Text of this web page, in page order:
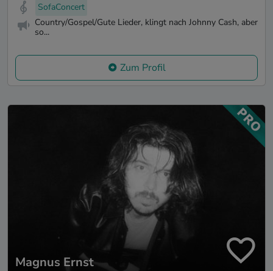
SofaConcert
Country/Gospel/Gute Lieder, klingt nach Johnny Cash, aber
so...
Zum Profil
Magnus Ernst